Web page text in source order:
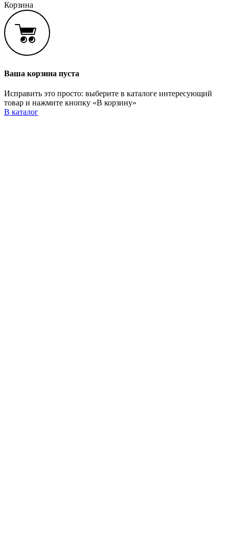
Корзина
Ваша корзина пуста
Исправить это просто: выберите в каталоге интересующий
товар и нажмите кнопку «В корзину»
В каталог